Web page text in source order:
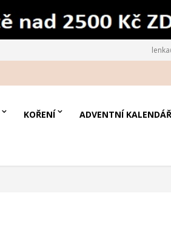
KOŘENÍ ADVENTNÍ